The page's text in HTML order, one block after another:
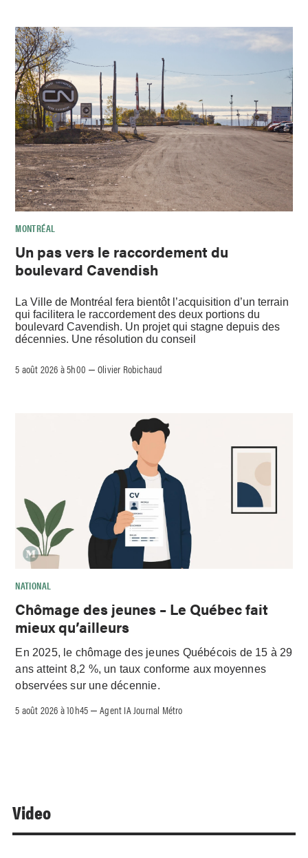
MONTRÉAL
Un pas vers le raccordement du
boulevard Cavendish
La Ville de Montréal fera bientôt l’acquisition d’un terrain
qui facilitera le raccordement des deux portions du
boulevard Cavendish. Un projet qui stagne depuis des
décennies. Une résolution du conseil
5 août 2026 à 5h00 –Olivier Robichaud
NATIONAL
Chômage des jeunes – Le Québec fait
mieux qu’ailleurs
En 2025, le chômage des jeunes Québécois de 15 à 29
ans atteint 8,2 %, un taux conforme aux moyennes
observées sur une décennie.
5 août 2026 à 10h45 –Agent IA Journal Métro
Video